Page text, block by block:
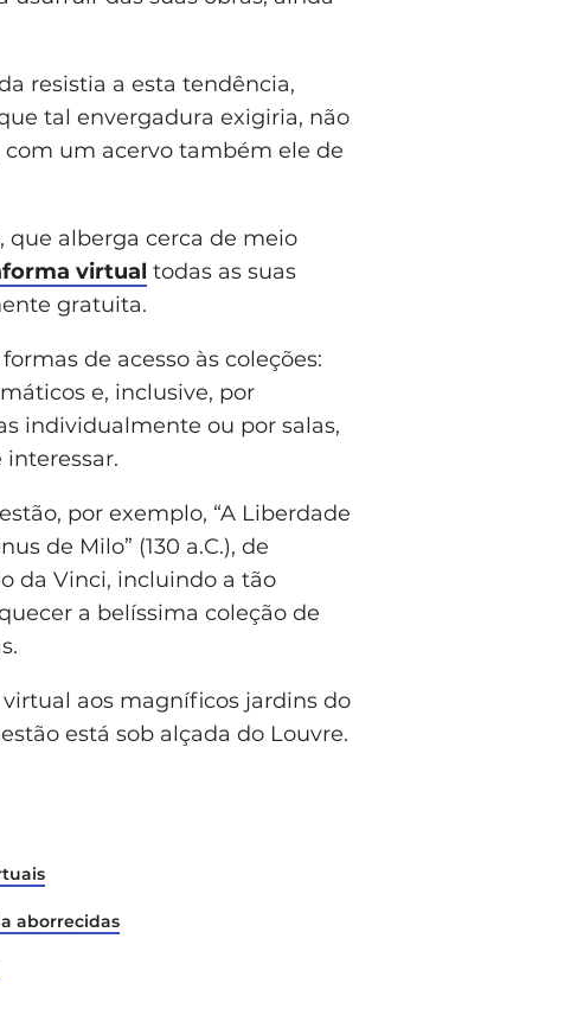
resistia a esta tendência,
tal envergadura exigiria, não
um acervo também ele de
que alberga cerca de meio
virtual todas as suas
gratuita.
de acesso às coleções:
e, inclusive, por
individualmente ou por salas,
por exemplo, “A Liberdade
de Milo” (130 a.C.), de
da Vinci, incluindo a tão
a belíssima coleção de
aos magníficos jardins do
está sob alçada do Louvre.
aborrecidas